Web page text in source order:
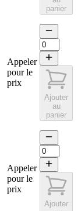
panier
Appeler
pour le
prix
Ajouter
au
panier
Appeler
pour le
prix
Ajouter